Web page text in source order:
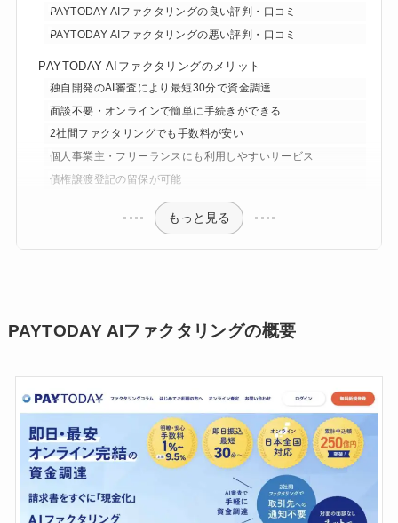
PAYTODAY AIファクタリングの良い評判・口コミ
PAYTODAY AIファクタリングの悪い評判・口コミ
PAYTODAY AIファクタリングのメリット
独自開発のAI審査により最短30分で資金調達
面談不要・オンラインで簡単に手続きができる
2社間ファクタリングでも手数料が安い
個人事業主・フリーランスにも利用しやすいサービス
債権譲渡登記の留保が可能
もっと見る
PAYTODAY AIファクタリングの概要